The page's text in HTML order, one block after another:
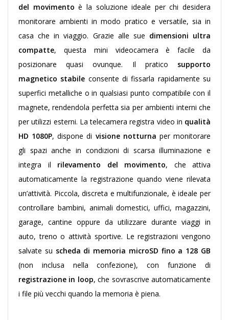
del movimento è la soluzione ideale per chi desidera
monitorare ambienti in modo pratico e versatile, sia in
casa che in viaggio. Grazie alle sue dimensioni ultra
compatte, questa mini videocamera è facile da
posizionare quasi ovunque. Il pratico supporto
magnetico stabile consente di fissarla rapidamente su
superfici metalliche o in qualsiasi punto compatibile con il
magnete, rendendola perfetta sia per ambienti interni che
per utilizzi esterni. La telecamera registra video in qualità
HD 1080P, dispone di visione notturna per monitorare
gli spazi anche in condizioni di scarsa illuminazione e
integra il rilevamento del movimento, che attiva
automaticamente la registrazione quando viene rilevata
un’attività. Piccola, discreta e multifunzionale, è ideale per
controllare bambini, animali domestici, uffici, magazzini,
garage, cantine oppure da utilizzare durante viaggi in
auto, treno o attività sportive. Le registrazioni vengono
salvate su scheda di memoria microSD fino a 128 GB
(non inclusa nella confezione), con funzione di
registrazione in loop, che sovrascrive automaticamente
i file più vecchi quando la memoria è piena.